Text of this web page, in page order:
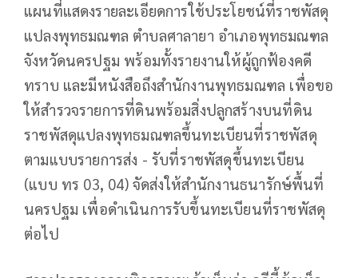
แผนที่แสดงรายละเอียดการใช้ประโยชน์ที่ราชพัสดุ
แปลงพุทธมณฑล ตำบลศาลายา อำเภอพุทธมณฑล
จังหวัดนครปฐม พร้อมทั้งรายงานให้ผู้ถูกฟ้องคดี
ทราบ และมีหนังสือถึงสำนักงานพุทธมณฑล เพื่อขอ
ให้สำรวจรายการที่ดินพร้อมสิ่งปลูกสร้างบนที่ดิน
ราชพัสดุแปลงพุทธมณฑลขึ้นทะเบียนที่ราชพัสดุ
ตามแบบรายการส่ง - รับที่ราชพัสดุขึ้นทะเบียน
(แบบ ทร 03, 04) จัดส่งให้สำนักงานธนารักษ์พื้นที่
นครปฐม เพื่อดำเนินการรับขึ้นทะเบียนที่ราชพัสดุ
ต่อไป